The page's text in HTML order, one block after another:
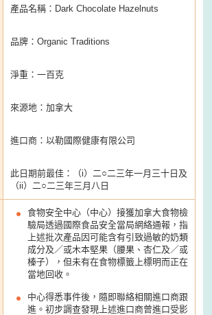
產品名稱：Dark Chocolate Hazelnuts
品牌：Organic Traditions
淨重：一百克
來源地：加拿大
進口商：以勒國際健康有限公司
此日期前最佳：（i）二○二三年一月三十日及
（ii）二○二三年三月八日
食物安全中心（中心）接獲加拿大食物檢
驗局透過國際食品安全當局網絡通報，指
上述批次產品因可能含有引致過敏的奶類
成分及／或木本堅果（腰果、杏仁及／或
榛子），但未有在食物標籤上標明而正在
當地回收。
中心得悉事件後，隨即聯絡相關進口商跟
進。初步調查發現上述進口商曾進口受影